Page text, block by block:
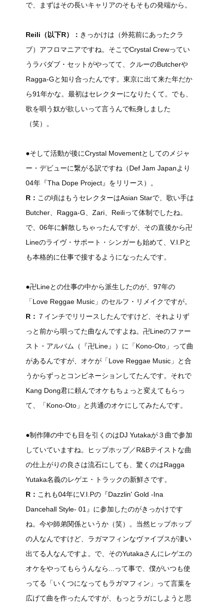
で、まずはその長いキャリアのそもそもの発端から。
Reili（以下R）： きっかけは（外苑前にあったクラ
ブ）アフロマニアですね。そこでCrystal Crewってい
うラバダブ・セットがやってて、クルーのButcherや
Ragga-Gと知り合ったんです。東京に出て来た年だか
ら91年かな。最初はセレクターになりたくて。でも、
歌を唄う奴が欲しいって言うんで転身しました
（笑）。
●そして活動が後にCrystal Movementとしてのメジャ
ー・デビューに繋がる訳ですね（Def Jam Japanより
04年『Tha Dope Project』をリリース）。
R： この頃はもうセレクターはAsian Starで、歌い手は
Butcher、Ragga-G、Zari、Reiliって体制でしたね。
で、06年に解散しちゃったんですが、その直後から卍
Lineのライヴ・サポート・シンガーも始めて、V.I.Pと
も本格的に仕事で接するようになったんです。
●卍Lineとの仕事の中から派生したのが、97年の
「Love Reggae Music」のセルフ・リメイクですが。
R： ７インチでリリースしたんですけど、それよりず
っと前から唄ってた曲なんですよね。卍Lineのファー
スト・アルバム（『卍Line』）に「Kono-Oto」って曲
があるんですが、オケが「Love Reggae Music」と合
うからずっとコンビネーションしてたんです。それで
Kang Dong君に頼んでオケもちょっと変えてもらっ
て、「Kono-Oto」と共通のオケにしてみたんです。
●制作陣の中でも目を引くのはDJ Yutakaが３曲で参加
していていますね。ヒップホップ／R&Bテイストな曲
の仕上がりの良さは流石にしても、驚くのはRagga
Yutaka名義のレゲエ・トラックの新鮮さです。
R： これも04年にV.I.Pの『Dazzlin' Gold -Ina
Dancehall Style- 01』に参加したのがきっかけです
ね。今や師弟関係というか（笑）。当然ヒップホップ
の人なんですけど、ラガマフィンなヴァイブスが凄い
出てる人なんですよ。で、そのYutakaさんにレゲエの
オケをやってもらうんなら...って事で、僕がいつも使
ってる「いくつになってもラガマフィン」って言葉を
広げて曲を作ったんですが、もっとラガにしようと思